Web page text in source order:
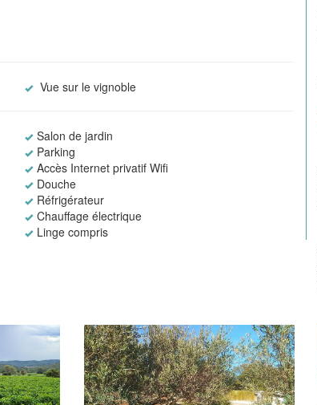
Vue sur le vignoble
Salon de jardin
Parking
Accès Internet privatif Wifi
Douche
Réfrigérateur
Chauffage électrique
Linge compris